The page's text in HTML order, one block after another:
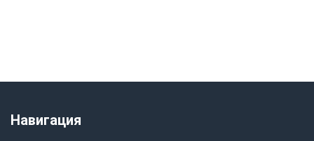
Навигация